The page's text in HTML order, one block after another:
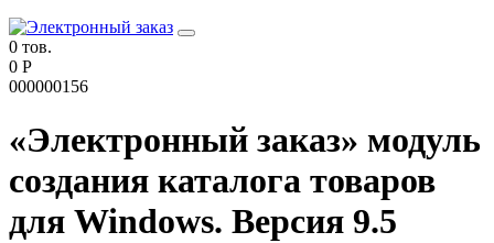
0 тов.
0 Р
000000156
«Электронный заказ» модуль
создания каталога товаров
для Windows. Версия 9.5